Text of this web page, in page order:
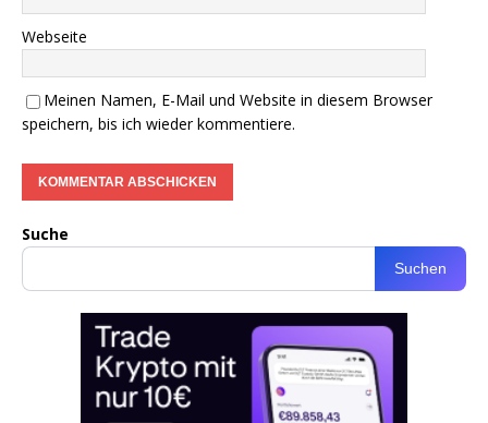
Webseite
Meinen Namen, E-Mail und Website in diesem Browser
speichern, bis ich wieder kommentiere.
Suche
Suchen